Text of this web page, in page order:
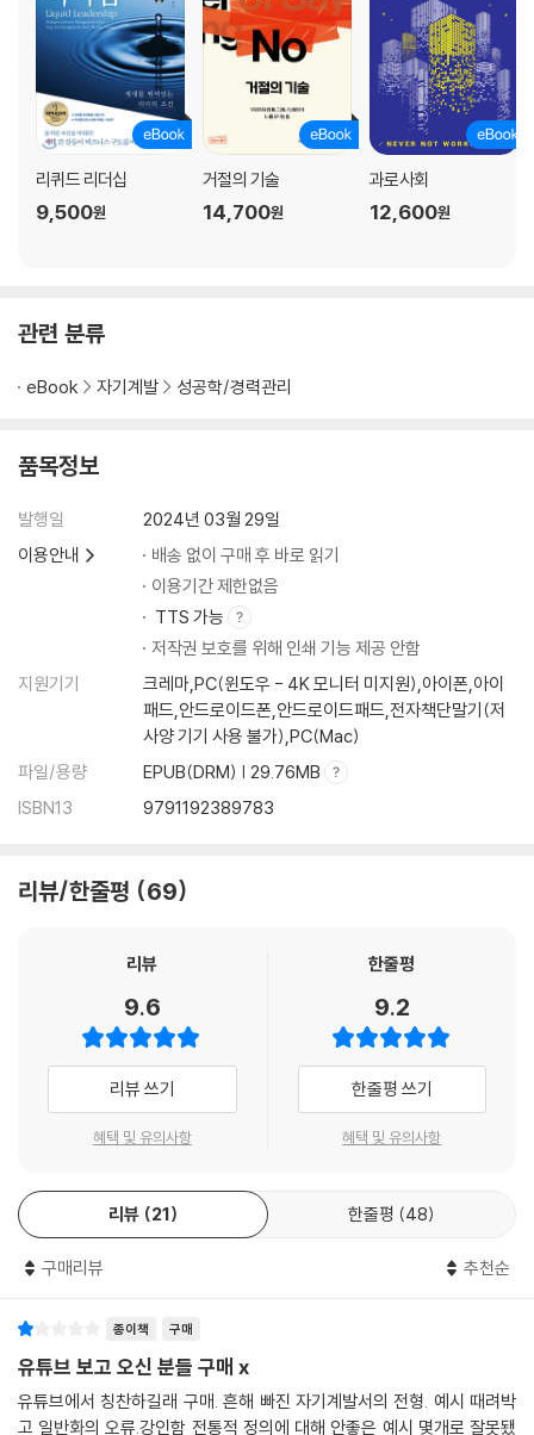
리퀴드 리더십
9,500원
거절의 기술
14,700원
과로사회
12,600원
관련 분류
eBook 자기계발 성공학/경력관리
품목정보
발행일
2024년 03월 29일
이용안내
배송 없이 구매 후 바로 읽기
이용기간 제한없음
TTS 가능
저작권 보호를 위해 인쇄 기능 제공 안함
지원기기
크레마,PC(윈도우 - 4K 모니터 미지원),아이폰,아이
패드,안드로이드폰,안드로이드패드,전자책단말기(저
사양 기기 사용 불가),PC(Mac)
파일/용량
EPUB(DRM) | 29.76MB
ISBN13
9791192389783
리뷰/한줄평 69
리뷰
9.6
리뷰 쓰기
혜택 및 유의사항
한줄평
9.2
한줄평 쓰기
혜택 및 유의사항
리뷰 21 한줄평 48
구매리뷰 추천순
종이책 구매
유튜브 보고 오신 분들 구매 x
유튜브에서 칭찬하길래 구매. 흔해 빠진 자기계발서의 전형. 예시 때려박
고 일반화의 오류.강인함 전통적 정의에 대해 안좋은 예시 몇개로 잘못됐